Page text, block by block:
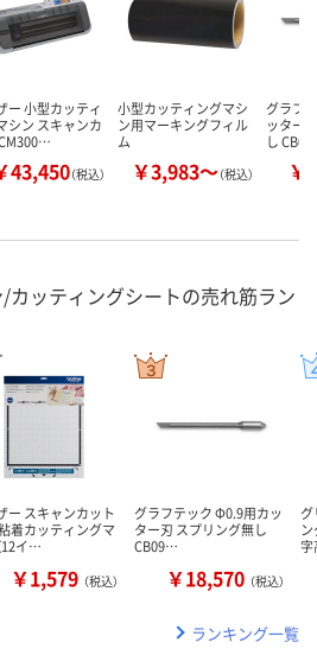
ー 小型カッティ
シン スキャンカ
43,450（税込）
小型カッティングマシ
ン用マーキングフィル
ム
￥3,983～（税込）
グラフ
ッター
し
￥
カッティングシートの売れ筋ラン
ー スキャンカット
着カッティングマ
12イ…
￥1,579 （税込）
グラフテック Φ0.9用カッ
ター刃 スプリング無し
CB09…
￥18,570 （税込）
ランキング一覧